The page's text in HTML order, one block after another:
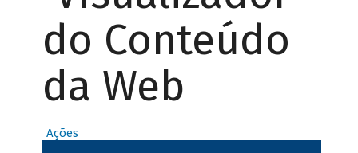
do Conteúdo
da Web
Ações